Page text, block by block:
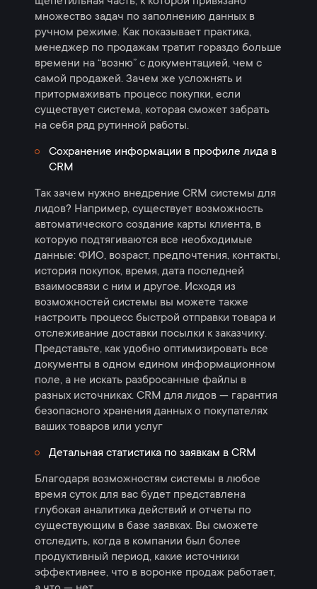
множество задач по заполнению данных в
ручном режиме. Как показывает практика,
менеджер по продажам тратит гораздо больше
времени на “возню” с документацией, чем с
самой продажей. Зачем же усложнять и
притормаживать процесс покупки, если
существует система, которая сможет забрать
на себя ряд рутинной работы.
Сохранение информации в профиле лида в
СRM
Так зачем нужно внедрение CRM системы для
лидов? Например, существует возможность
автоматического создание карты клиента, в
которую подтягиваются все необходимые
данные: ФИО, возраст, предпочтения, контакты,
история покупок, время, дата последней
взаимосвязи с ним и другое. Исходя из
возможностей системы вы можете также
настроить процесс быстрой отправки товара и
отслеживание доставки посылки к заказчику.
Представьте, как удобно оптимизировать все
документы в одном едином информационном
поле, а не искать разбросанные файлы в
разных источниках. CRM для лидов — гарантия
безопасного хранения данных о покупателях
ваших товаров или услуг
Детальная статистика по заявкам в CRM
Благодаря возможностям системы в любое
время суток для вас будет представлена
глубокая аналитика действий и отчеты по
существующим в базе заявках. Вы сможете
отследить, когда в компании был более
продуктивный период, какие источники
эффективнее, что в воронке продаж работает,